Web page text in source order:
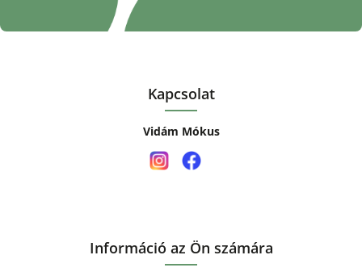
Kapcsolat
Vidám Mókus
Információ az Ön számára